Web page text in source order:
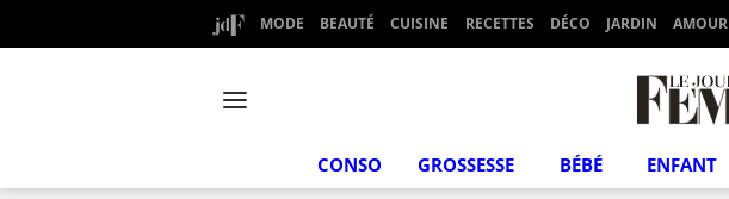
MODE BEAUTÉ CUISINE RECETTES DÉCO JARDIN AMOUR
CONSO GROSSESSE BÉBÉ ENFANT